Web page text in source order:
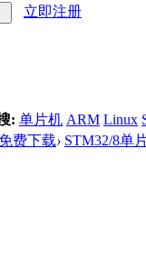
立即注册
: 单片机 ARM Linux
费下载› STM32/8单